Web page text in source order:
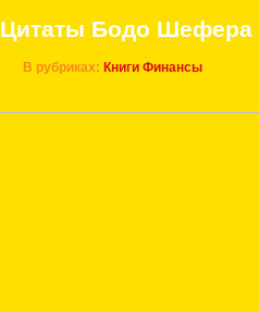
Цитаты Бодо Шефера
В рубриках: Книги Финансы